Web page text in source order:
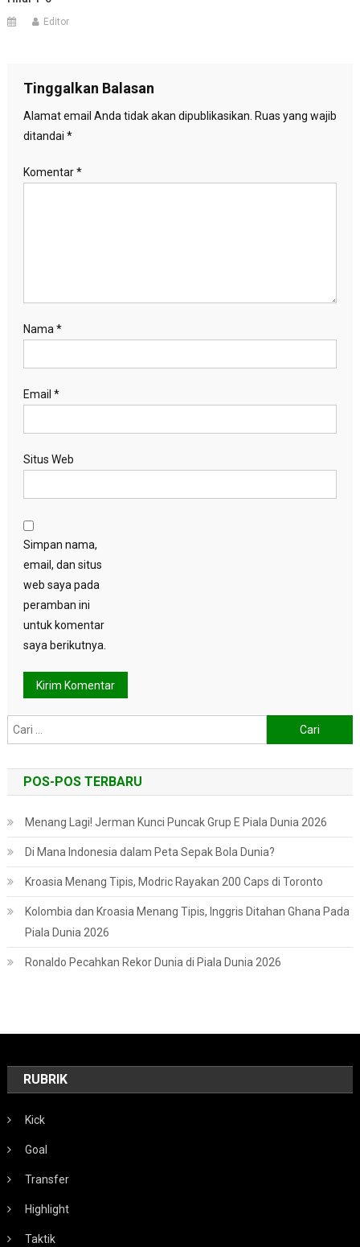
Editor
Tinggalkan Balasan
Alamat email Anda tidak akan dipublikasikan. Ruas yang wajib
ditandai *
Komentar*
Nama *
Email *
Situs Web
Simpan nama,
email, dan situs
web saya pada
peramban ini
untuk komentar
saya berikutnya.
untuk:
POS-POS TERBARU
Menang Lagi! Jerman Kunci Puncak Grup E Piala Dunia 2026
Di Mana Indonesia dalam Peta Sepak Bola Dunia?
Kroasia Menang Tipis, Modric Rayakan 200 Caps di Toronto
Kolombia dan Kroasia Menang Tipis, Inggris Ditahan Ghana Pada
Piala Dunia 2026
Ronaldo Pecahkan Rekor Dunia di Piala Dunia 2026
RUBRIK
Kick
Goal
Transfer
Highlight
Taktik